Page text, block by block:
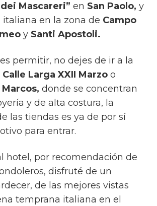
Mascareri” en San Paolo, y
italiana en la zona de Campo
y Santi Apostoli.
permitir, no dejes de ir a la
Calle Larga XXII Marzo o
Marcos, donde se concentran
y de alta costura, la
las tiendas es ya de por sí
para entrar.
hotel, por recomendación de
disfruté de un
de las mejores vistas
temprana italiana en el